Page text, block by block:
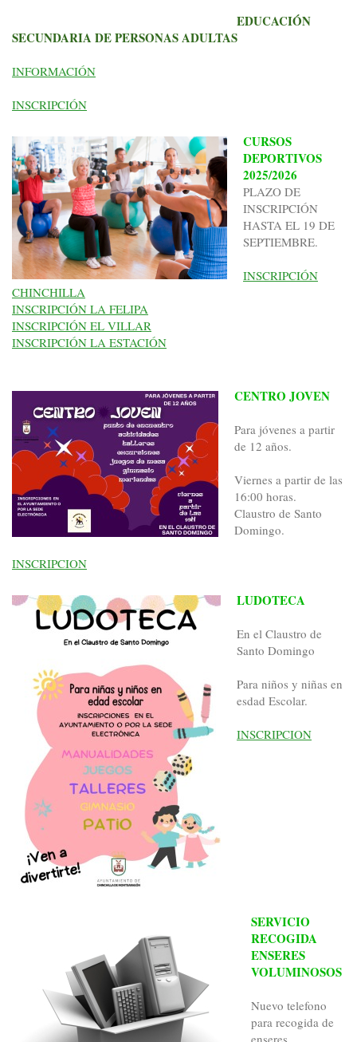
EDUCACIÓN
SECUNDARIA DE PERSONAS ADULTAS
INFORMACIÓN
INSCRIPCIÓN
CURSOS
DEPORTIVOS
2025/2026
PLAZO DE
INSCRIPCIÓN
HASTA EL 19 DE
SEPTIEMBRE.
INSCRIPCIÓN
CHINCHILLA
INSCRIPCIÓN LA FELIPA
INSCRIPCIÓN EL VILLAR
INSCRIPCIÓN LA ESTACIÓN
CENTRO JOVEN
Para jóvenes a partir
de 12 años.
Viernes a partir de las
16:00 horas.
Claustro de Santo
Domingo.
INSCRIPCION
LUDOTECA
En el Claustro de
Santo Domingo
Para niños y niñas en
esdad Escolar.
INSCRIPCION
SERVICIO
RECOGIDA
ENSERES
VOLUMINOSOS
Nuevo telefono
para recogida de